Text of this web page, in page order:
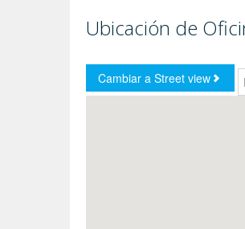
Ubicación de